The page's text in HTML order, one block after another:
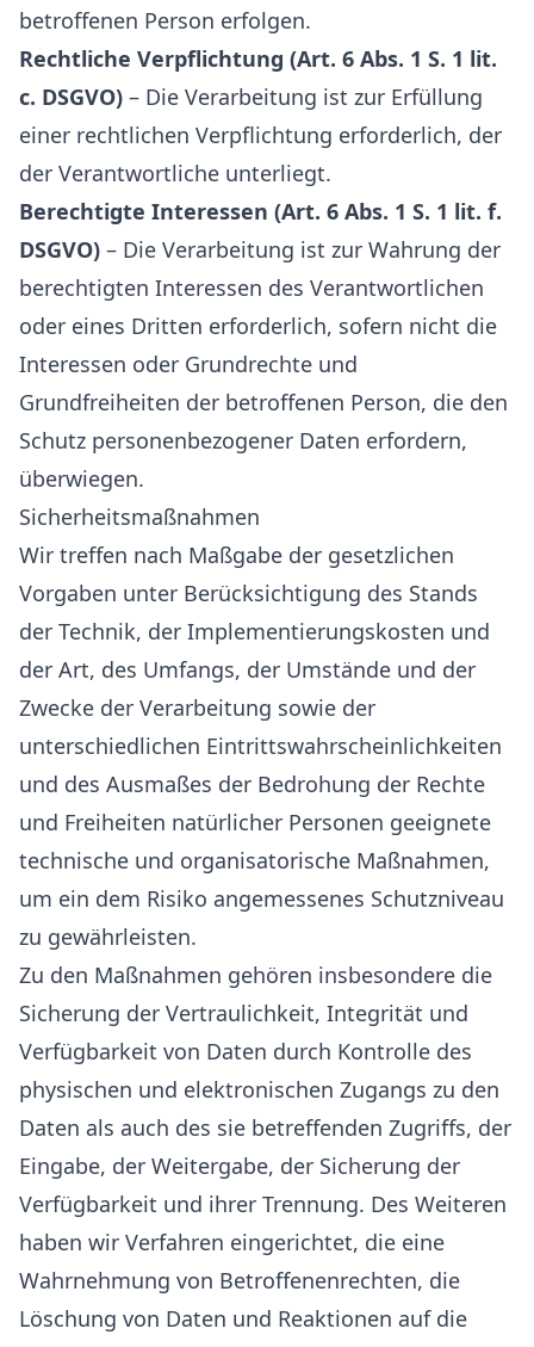
betroffenen Person erfolgen.
Rechtliche Verpflichtung (Art. 6 Abs. 1 S. 1 lit.
c. DSGVO) – Die Verarbeitung ist zur Erfüllung
einer rechtlichen Verpflichtung erforderlich, der
der Verantwortliche unterliegt.
Berechtigte Interessen (Art. 6 Abs. 1 S. 1 lit. f.
DSGVO) – Die Verarbeitung ist zur Wahrung der
berechtigten Interessen des Verantwortlichen
oder eines Dritten erforderlich, sofern nicht die
Interessen oder Grundrechte und
Grundfreiheiten der betroffenen Person, die den
Schutz personenbezogener Daten erfordern,
überwiegen.
Sicherheitsmaßnahmen
Wir treffen nach Maßgabe der gesetzlichen
Vorgaben unter Berücksichtigung des Stands
der Technik, der Implementierungskosten und
der Art, des Umfangs, der Umstände und der
Zwecke der Verarbeitung sowie der
unterschiedlichen Eintrittswahrscheinlichkeiten
und des Ausmaßes der Bedrohung der Rechte
und Freiheiten natürlicher Personen geeignete
technische und organisatorische Maßnahmen,
um ein dem Risiko angemessenes Schutzniveau
zu gewährleisten.
Zu den Maßnahmen gehören insbesondere die
Sicherung der Vertraulichkeit, Integrität und
Verfügbarkeit von Daten durch Kontrolle des
physischen und elektronischen Zugangs zu den
Daten als auch des sie betreffenden Zugriffs, der
Eingabe, der Weitergabe, der Sicherung der
Verfügbarkeit und ihrer Trennung. Des Weiteren
haben wir Verfahren eingerichtet, die eine
Wahrnehmung von Betroffenenrechten, die
Löschung von Daten und Reaktionen auf die